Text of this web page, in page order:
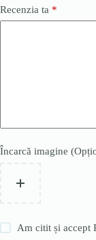
Recenzia ta *
Încarcă imagine
Am citit și accept